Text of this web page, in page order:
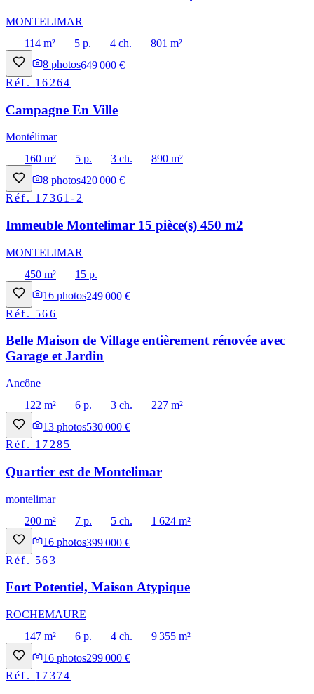
MONTELIMAR
114 m²
5 p. 4 ch.
801 m²
8 photos649 000 €
Réf. 16264
Campagne En Ville
Montélimar
160 m²
5 p. 3 ch.
890 m²
8 photos420 000 €
Réf. 17361-2
Immeuble Montelimar 15 pièce(s) 450 m2
MONTELIMAR
450 m²
15 p.
16 photos249 000 €
Réf. 566
Belle Maison de Village entièrement rénovée avec
Garage et Jardin
Ancône
122 m²
6 p. 3 ch.
227 m²
13 photos530 000 €
Réf. 17285
Quartier est de Montelimar
montelimar
200 m²
7 p. 5 ch.
1 624 m²
16 photos399 000 €
Réf. 563
Fort Potentiel, Maison Atypique
ROCHEMAURE
147 m²
6 p. 4 ch.
9 355 m²
16 photos299 000 €
Réf. 17374